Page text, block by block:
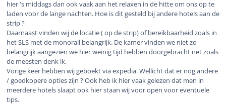
hier 's middags dan ook vaak aan het relaxen in de hitte om ons op te
laden voor de lange nachten. Hoe is dit gesteld bij andere hotels aan de
strip ?
Daarnaast vinden wij de locatie ( op de strip) of bereikbaarheid zoals in
het SLS met de monorail belangrijk. De kamer vinden we niet zo
belangrijk aangezien we hier weinig tijd hebben doorgebracht net zoals
de meesten denk ik.
Vorige keer hebben wij geboekt via expedia. Wellicht dat er nog andere
/ goedkopere opties zijn ? Ook heb ik hier vaak gelezen dat men in
meerdere hotels slaapt ook hier staan wij voor open voor eventuele
tips.